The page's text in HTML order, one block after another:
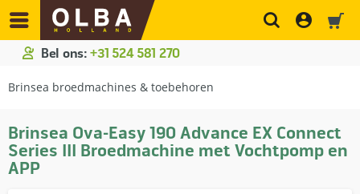
Bel ons: +31 524 581 270
Brinsea broedmachines & toebehoren
Brinsea Ova-Easy 190 Advance EX Connect
Series III Broedmachine met Vochtpomp en
APP